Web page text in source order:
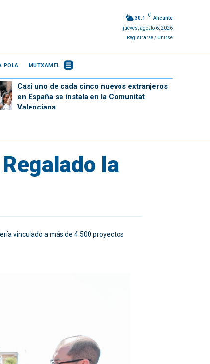
30.1
C
Alicante
jueves, agosto 6, 2026
Registrarse / Unirse
POLA MUTXAMEL
Casi uno de cada cinco nuevos extranjeros
en España se instala en la Comunitat
Valenciana
la
vinculado a más de 4.500 proyectos